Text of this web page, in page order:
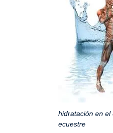
hidratación en el
ecuestre